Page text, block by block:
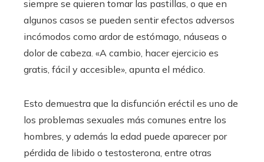
siempre se quieren tomar las pastillas, o que en
algunos casos se pueden sentir efectos adversos
incómodos como ardor de estómago, náuseas o
dolor de cabeza. «A cambio, hacer ejercicio es
gratis, fácil y accesible», apunta el médico.
Esto demuestra que la disfunción eréctil es uno de
los problemas sexuales más comunes entre los
hombres, y además la edad puede aparecer por
pérdida de libido o testosterona, entre otras